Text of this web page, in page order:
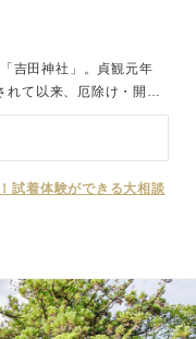
吉田神社」。貞観元年
て以来、厄除け・開運
節分祭発祥の神社の地と
洛の一大行事として大変
第三殿の天之子八根命
めがみ)は夫婦神とし
います。また境内にある
試着体験ができる大相談